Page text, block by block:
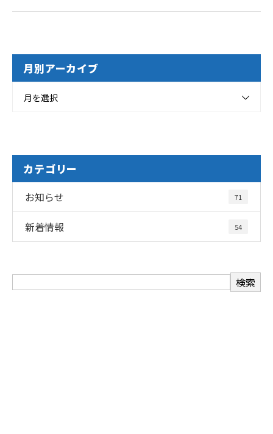
月別アーカイブ
月を選択
カテゴリー
お知らせ 71
新着情報 54